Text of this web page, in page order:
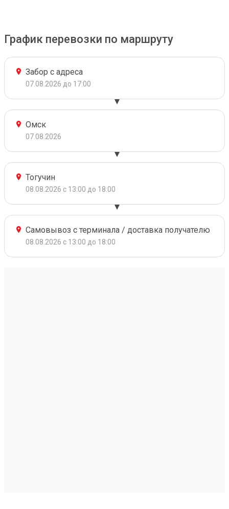
График перевозки по маршруту
Забор с адреса
07.08.2026 до 17:00
Омск
07.08.2026
Тогучин
08.08.2026 с 13:00 до 18:00
Самовывоз с терминала / доставка получателю
08.08.2026 с 13:00 до 18:00